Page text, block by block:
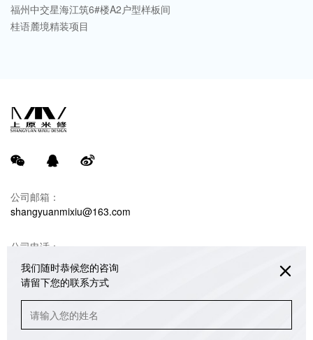
福州中交星海江筑6#楼A2户型样板间
桂语麓境精装项目
公司邮箱：
shangyuanmixiu@163.com
公司电话：
18680990732 韩光亚（米修设计）
重庆江北区绿地海外滩销售中心办公楼3/4/5楼
我们随时恭候您的咨询
请留下您的联系方式